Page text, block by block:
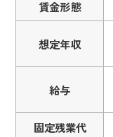
賃金形態
想定年収
給与
固定残業代